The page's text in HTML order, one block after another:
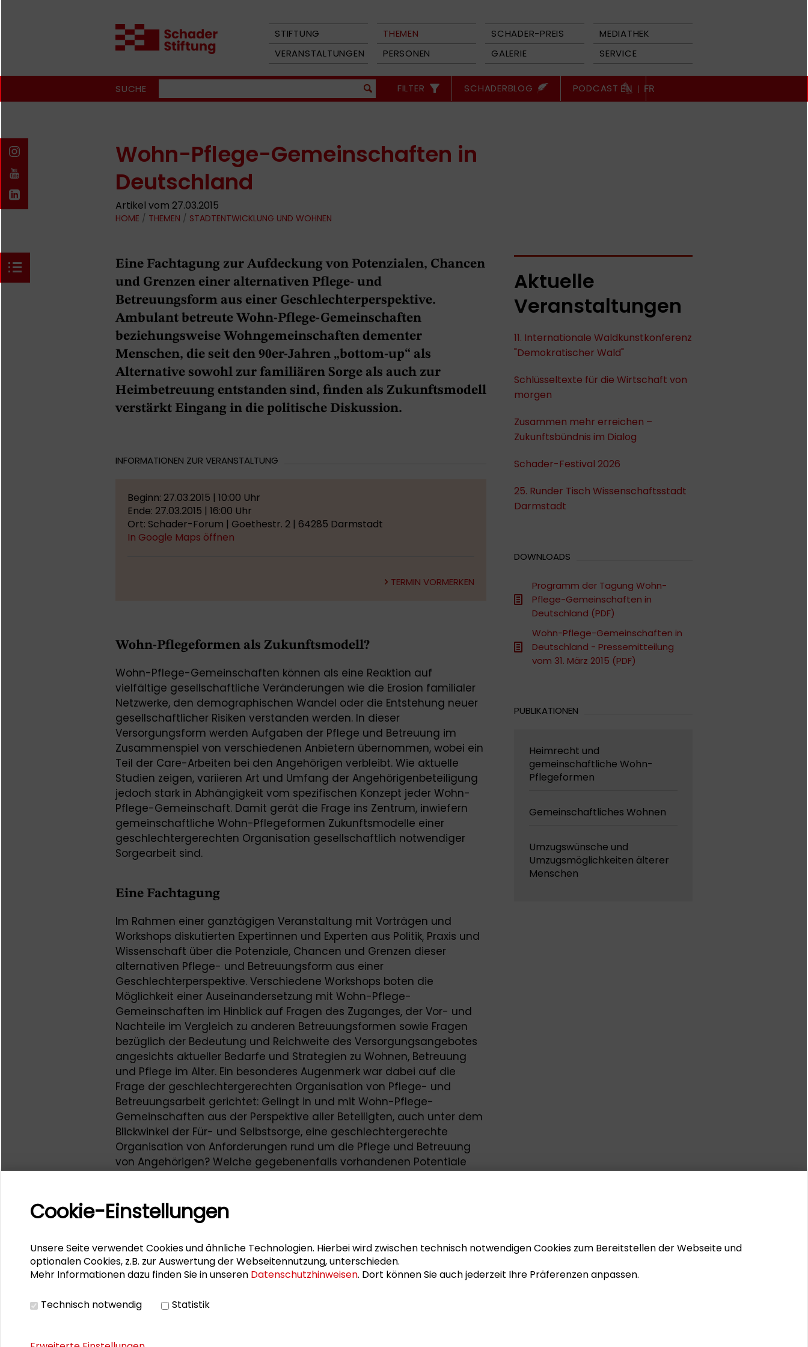
STIFTUNG THEMEN SCHADER-PREIS
MEDIATHEK
VERANSTALTUNGEN
PERSONEN GALERIE SERVICE
SUCHE FILTER SCHADERBLOG PODCAST EN | FR
Wohn-Pflege-Gemeinschaften in
Deutschland
Artikel vom 27.03.2015
HOME / THEMEN / STADTENTWICKLUNG UND WOHNEN
Eine Fachtagung zur Aufdeckung von Potenzialen, Chancen
und Grenzen einer alternativen Pflege- und
Betreuungsform aus einer Geschlechterperspektive.
Ambulant betreute Wohn-Pflege-Gemeinschaften
beziehungsweise Wohngemeinschaften dementer
Menschen, die seit den 90er-Jahren „bottom-up“ als
Alternative sowohl zur familiären Sorge als auch zur
Heimbetreuung entstanden sind, finden als Zukunftsmodell
verstärkt Eingang in die politische Diskussion.
INFORMATIONEN ZUR VERANSTALTUNG
Beginn: 27.03.2015 | 10:00 Uhr
Ende: 27.03.2015 | 16:00 Uhr
Ort: Schader-Forum | Goethestr. 2 | 64285 Darmstadt
In Google Maps öffnen
TERMIN VORMERKEN
Wohn-Pflegeformen als Zukunftsmodell?
Wohn-Pflege-Gemeinschaften können als eine Reaktion auf
vielfältige gesellschaftliche Veränderungen wie die Erosion familialer
Netzwerke, den demographischen Wandel oder die Entstehung neuer
gesellschaftlicher Risiken verstanden werden. In dieser
Versorgungsform werden Aufgaben der Pflege und Betreuung im
Zusammenspiel von verschiedenen Anbietern übernommen, wobei ein
Teil der Care-Arbeiten bei den Angehörigen verbleibt. Wie aktuelle
Studien zeigen, variieren Art und Umfang der Angehörigenbeteiligung
jedoch stark in Abhängigkeit vom spezifischen Konzept jeder Wohn-
Pflege-Gemeinschaft. Damit gerät die Frage ins Zentrum, inwiefern
gemeinschaftliche Wohn-Pflegeformen Zukunftsmodelle einer
geschlechtergerechten Organisation gesellschaftlich notwendiger
Sorgearbeit sind.
Eine Fachtagung
Im Rahmen einer ganztägigen Veranstaltung mit Vorträgen und
Workshops diskutierten Expertinnen und Experten aus Politik, Praxis und
Wissenschaft über die Potenziale, Chancen und Grenzen dieser
alternativen Pflege- und Betreuungsform aus einer
Geschlechterperspektive. Verschiedene Workshops boten die
Möglichkeit einer Auseinandersetzung mit Wohn-Pflege-
Gemeinschaften im Hinblick auf Fragen des Zuganges, der Vor- und
Nachteile im Vergleich zu anderen Betreuungsformen sowie Fragen
bezüglich der Bedeutung und Reichweite des Versorgungsangebotes
angesichts aktueller Bedarfe und Strategien zu Wohnen, Betreuung
und Pflege im Alter. Ein besonderes Augenmerk war dabei auf die
Frage der geschlechtergerechten Organisation von Pflege- und
Betreuungsarbeit gerichtet: Gelingt in und mit Wohn-Pflege-
Gemeinschaften aus der Perspektive aller Beteiligten, auch unter dem
Blickwinkel der Für- und Selbstsorge, eine geschlechtergerechte
Organisation von Anforderungen rund um die Pflege und Betreuung
von Angehörigen? Welche gegebenenfalls vorhandenen Potentiale
Praxis-Diskurs die Entwicklung und Stärkung innovativer,
bedarfsgerechte Versorgungsformen voranzubringen.
Die Fachtagung im März 2015 richtete sich an persönlich eingeladene
Expertinnen und Experten. Veranstalter waren neben der Schader-
Stiftung die Universität Paderborn und dieStiftung Diakonie Hessen.
Universitätsgesellschaft Paderborn.
Aktuelle
Veranstaltungen
11. Internationale Waldkunstkonferenz
"Demokratischer Wald"
Schlüsseltexte für die Wirtschaft von
morgen
Zusammen mehr erreichen –
Zukunftsbündnis im Dialog
Schader-Festival 2026
25. Runder Tisch Wissenschaftsstadt
Darmstadt
DOWNLOADS
Programm der Tagung Wohn-
Pflege-Gemeinschaften in
Deutschland (PDF)
Wohn-Pflege-Gemeinschaften in
Deutschland - Pressemitteilung
vom 31. März 2015 (PDF)
PUBLIKATIONEN
Heimrecht und
gemeinschaftliche Wohn-
Pflegeformen
Gemeinschaftliches Wohnen
Umzugswünsche und
Umzugsmöglichkeiten älterer
Menschen
Cookie-Einstellungen
Unsere Seite verwendet Cookies und ähnliche Technologien. Hierbei wird zwischen technisch notwendigen Cookies zum Bereitstellen der Webseite und
optionalen Cookies, z.B. zur Auswertung der Webseitennutzung, unterschieden.
Mehr Informationen dazu finden Sie in unseren Datenschutzhinweisen. Dort können Sie auch jederzeit Ihre Präferenzen anpassen.
Technisch notwendig Statistik